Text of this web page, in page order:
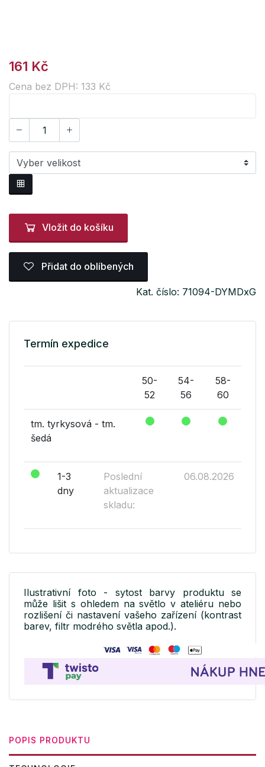
161 Kč
Cena bez DPH: 133 Kč
Vložit do košíku
Přidat do oblíbených
Kat. číslo: 71094-DYMDxG
Termín expedice
50-
52
54-
56
58-
60
tm. tyrkysová - tm.
šedá
1-3
dny
Poslední
aktualizace
skladu:
06.08.2026
Ilustrativní foto - sytost barvy produktu se
může lišit s ohledem na světlo v ateliéru nebo
rozlišení či nastavení vašeho zařízení (kontrast
barev, filtr modrého světla apod.).
POPIS PRODUKTU